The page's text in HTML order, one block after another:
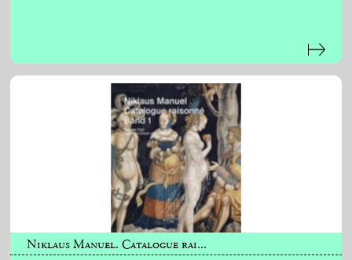
Niklaus Manuel. Catalogue rai...